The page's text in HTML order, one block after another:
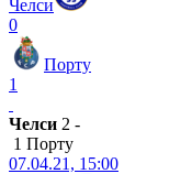
Челси
0
Порту
1
Челси 2 -
1 Порту
07.04.21, 15:00